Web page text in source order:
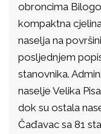
obroncima
kompaktna
naselja na
posljednjem
stanovnika.
naselje Velika
dok su ostala
Čađavac sa 81